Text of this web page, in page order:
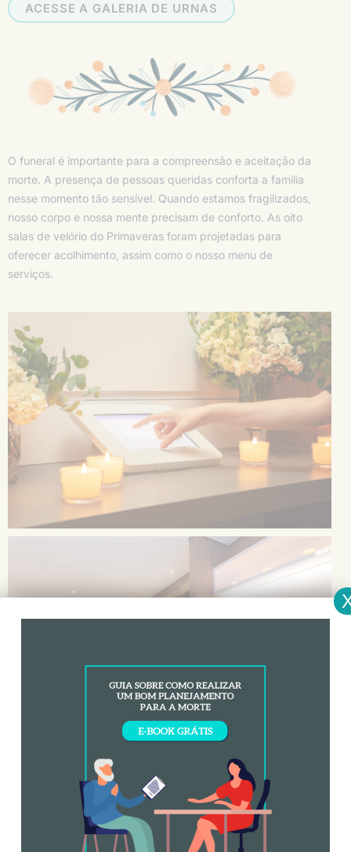
ACESSE A GALERIA DE URNAS
O funeral é importante para a compreensão e aceitação da
morte. A presença de pessoas queridas conforta a família
nesse momento tão sensível. Quando estamos fragilizados,
nosso corpo e nossa mente precisam de conforto. As oito
salas de velório do Primaveras foram projetadas para
oferecer acolhimento, assim como o nosso menu de
serviços.